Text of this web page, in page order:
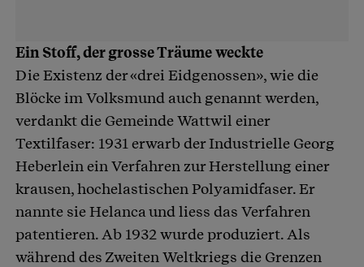
Ein Stoff, der grosse Träume weckte
Die Existenz der «drei Eidgenossen», wie die
Blöcke im Volksmund auch genannt werden,
verdankt die Gemeinde Wattwil einer
Textilfaser: 1931 erwarb der Industrielle Georg
Heberlein ein Verfahren zur Herstellung einer
krausen, hochelastischen Polyamidfaser. Er
nannte sie Helanca und liess das Verfahren
patentieren. Ab 1932 wurde produziert. Als
während des Zweiten Weltkriegs die Grenzen